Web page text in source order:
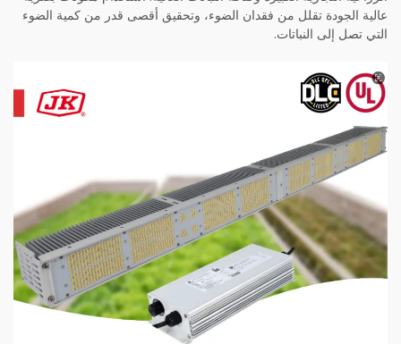
عالية الجودة تقلل من فقدان الضوء، وتحقيق أقصى قدر من كمية الضوء
التي تصل إلى النباتات.